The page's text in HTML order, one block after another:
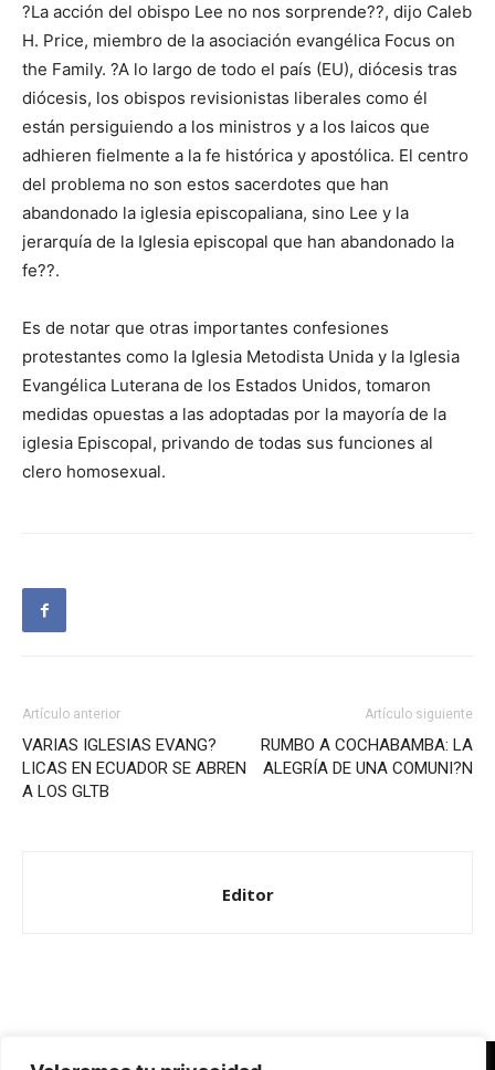
?La acción del obispo Lee no nos sorprende??, dijo Caleb
H. Price, miembro de la asociación evangélica Focus on
the Family. ?A lo largo de todo el país (EU), diócesis tras
diócesis, los obispos revisionistas liberales como él
están persiguiendo a los ministros y a los laicos que
adhieren fielmente a la fe histórica y apostólica. El centro
del problema no son estos sacerdotes que han
abandonado la iglesia episcopaliana, sino Lee y la
jerarquía de la Iglesia episcopal que han abandonado la
fe??.
Es de notar que otras importantes confesiones
protestantes como la Iglesia Metodista Unida y la Iglesia
Evangélica Luterana de los Estados Unidos, tomaron
medidas opuestas a las adoptadas por la mayoría de la
iglesia Episcopal, privando de todas sus funciones al
clero homosexual.
Artículo anterior
VARIAS IGLESIAS EVANG?
LICAS EN ECUADOR SE ABREN
A LOS GLTB
Artículo siguiente
RUMBO A COCHABAMBA: LA
ALEGRÍA DE UNA COMUNI?N
Editor